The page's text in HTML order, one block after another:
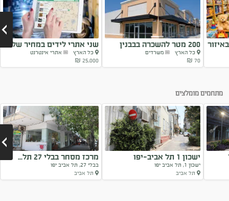
200 מטר להשכרה בבבנין
הכי...
כל הארץ
משרדים
70 ₪
שני אתרי לידים במחיר של...
כל הארץ
אתרי אינטרנט
25,000 ₪
מתחמים מומלצים
ישכון 1 תל אביב-יפו
ישכון 1, תל אביב יפו
תל אביב
מרכז מסחר בבלי 27 תל...
בבלי 27, תל אביב יפו
תל אביב